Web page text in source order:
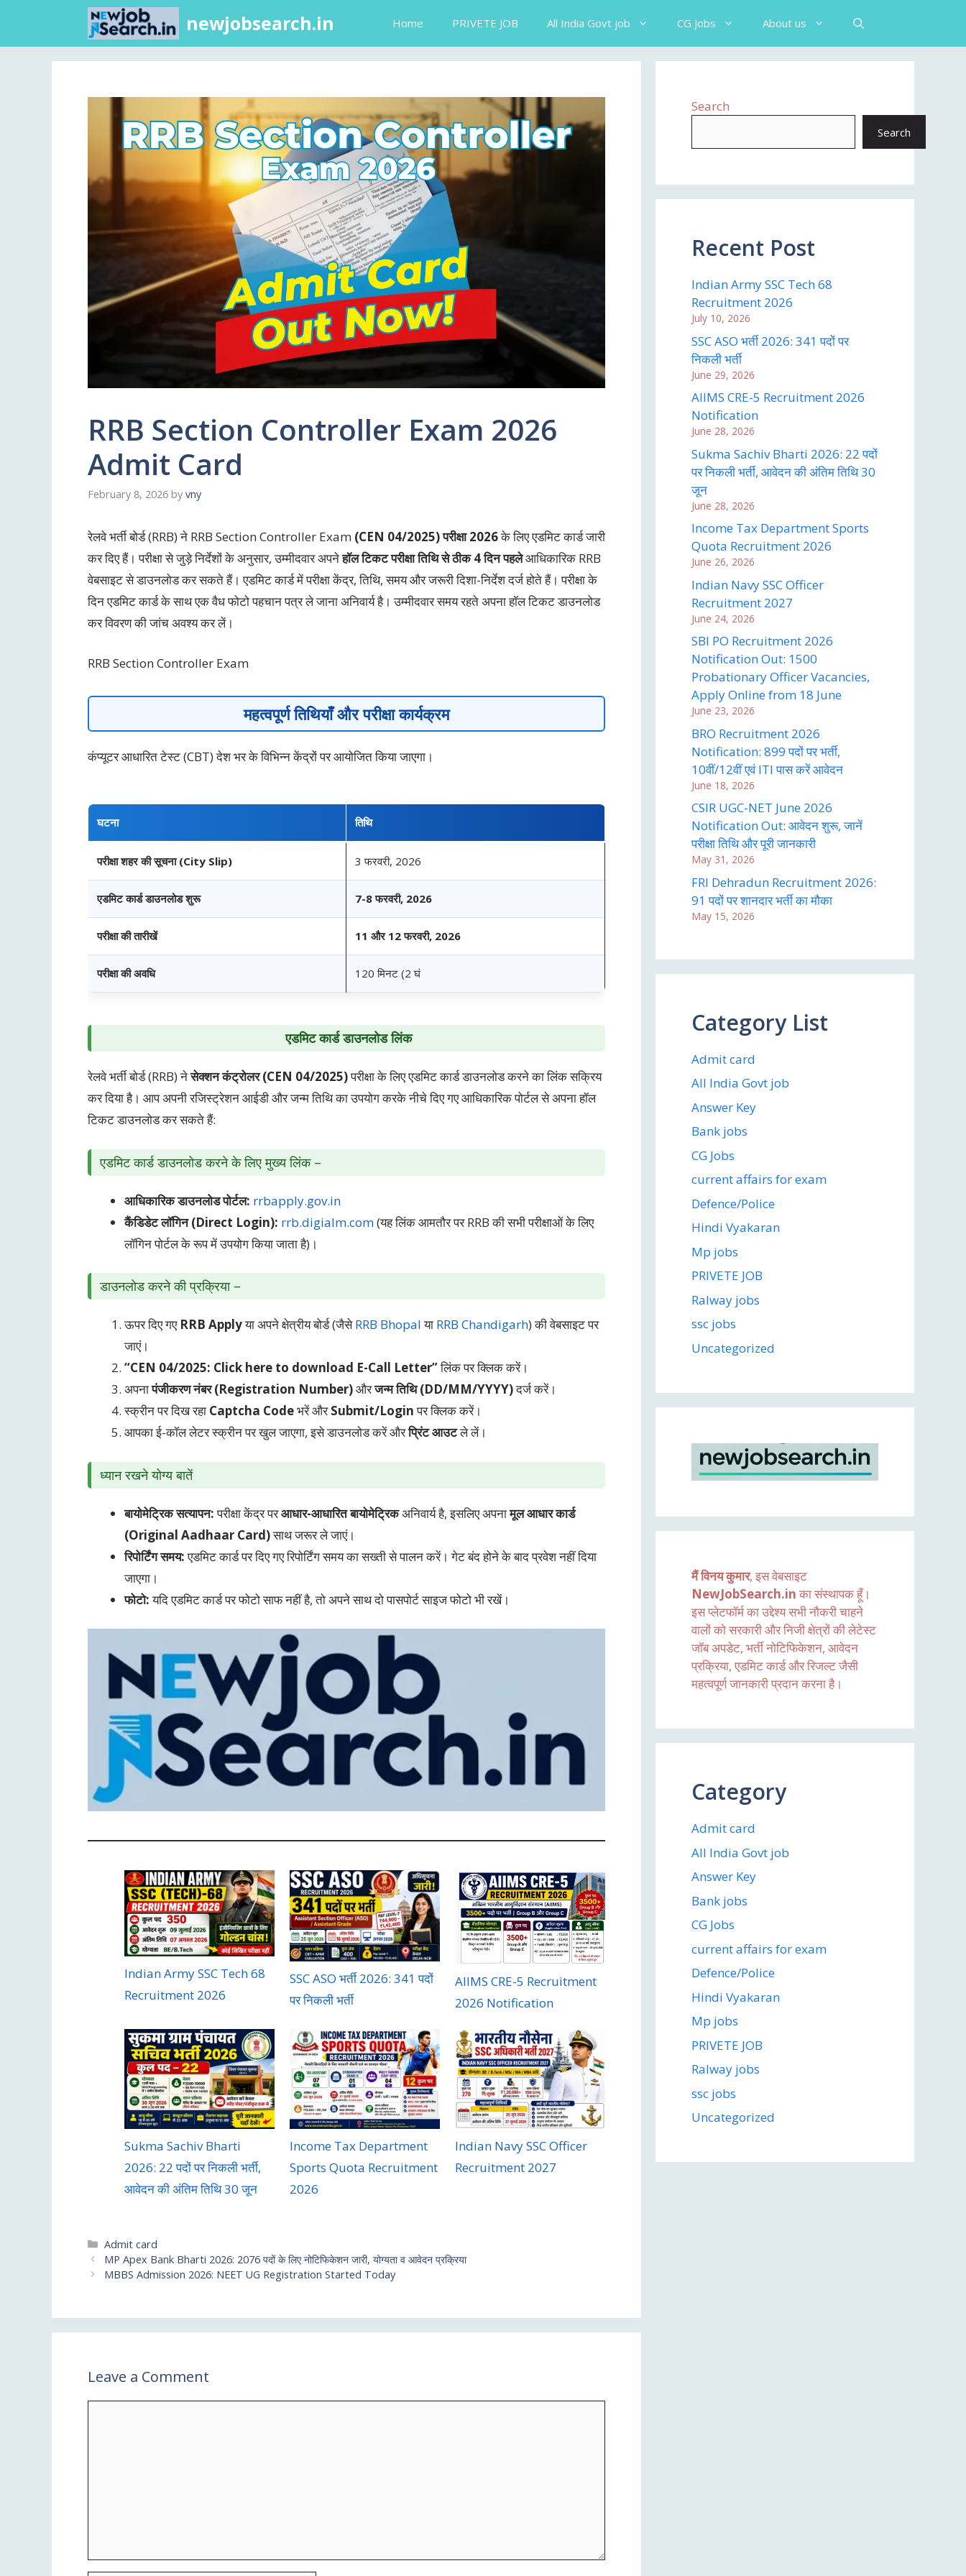
newjobsearch.in Home PRIVETE JOB All India Govt job CG Jobs About us
RRB Section Controller Exam 2026
Admit Card
February 8, 2026 by vny
रेलवे भर्ती बोर्ड (RRB) ने RRB Section Controller Exam (CEN 04/2025) परीक्षा 2026के लिए एडमिट कार्ड जारी
कर दिए हैं। परीक्षा से जुड़े निर्देशों के अनुसार, उम्मीदवार अपनेहॉल टिकट परीक्षा तिथि से ठीक 4 दिन पहलेआधिकारिक RRB
वेबसाइट से डाउनलोड कर सकते हैं। एडमिट कार्ड में परीक्षा केंद्र, तिथि, समय और जरूरी दिशा-निर्देश दर्ज होते हैं। परीक्षा के
दिन एडमिट कार्ड के साथ एक वैध फोटो पहचान पत्र ले जाना अनिवार्य है। उम्मीदवार समय रहते अपना हॉल टिकट डाउनलोड
कर विवरण की जांच अवश्य कर लें।
RRB Section Controller Exam
महत्वपूर्ण तिथियाँ और परीक्षा कार्यक्रम
कंप्यूटर आधारित टेस्ट (CBT) देश भर के विभिन्न केंद्रों पर आयोजित किया जाएगा।
घटना तिथि
परीक्षा शहर की सूचना (City Slip) 3 फरवरी, 2026
एडमिट कार्ड डाउनलोड शुरू 7-8 फरवरी, 2026
परीक्षा की तारीखें 11 और 12 फरवरी, 2026
परीक्षा की अवधि 120 मिनट (2 घं
एडमिट कार्ड डाउनलोड लिंक
रेलवे भर्ती बोर्ड (RRB) नेसेक्शन कंट्रोलर (CEN 04/2025)परीक्षा के लिए एडमिट कार्ड डाउनलोड करने का लिंक सक्रिय
कर दिया है। आप अपनी रजिस्ट्रेशन आईडी और जन्म तिथि का उपयोग करके नीचे दिए गए आधिकारिक पोर्टल से अपना हॉल
टिकट डाउनलोड कर सकते हैं:
एडमिट कार्ड डाउनलोड करने के लिए मुख्य लिंक –
आधिकारिक डाउनलोड पोर्टल: rrbapply.gov.in
कैंडिडेट लॉगिन (Direct Login): rrb.digialm.com(यह लिंक आमतौर पर RRB की सभी परीक्षाओं के लिए
लॉगिन पोर्टल के रूप में उपयोग किया जाता है)।
डाउनलोड करने की प्रक्रिया –
ऊपर दिए गए RRB Applyया अपने क्षेत्रीय बोर्ड (जैसेRRB Bhopalया RRB Chandigarh) की वेबसाइट पर
जाएं।
“CEN 04/2025: Click here to download E-Call Letter”लिंक पर क्लिक करें।
अपनापंजीकरण नंबर (Registration Number)औरजन्म तिथि (DD/MM/YYYY)दर्ज करें।
स्क्रीन पर दिख रहा Captcha Codeभरें औरSubmit/Loginपर क्लिक करें।
आपका ई-कॉल लेटर स्क्रीन पर खुल जाएगा, इसे डाउनलोड करें औरप्रिंट आउटले लें।
ध्यान रखने योग्य बातें
बायोमेट्रिक सत्यापन:परीक्षा केंद्र परआधार-आधारित बायोमेट्रिकअनिवार्य है, इसलिए अपनामूल आधार कार्ड
(Original Aadhaar Card)साथ जरूर ले जाएं।
रिपोर्टिंग समय:एडमिट कार्ड पर दिए गए रिपोर्टिंग समय का सख्ती से पालन करें। गेट बंद होने के बाद प्रवेश नहीं दिया
जाएगा।
फोटो:यदि एडमिट कार्ड पर फोटो साफ नहीं है, तो अपने साथ दो पासपोर्ट साइज फोटो भी रखें।
Indian Army SSC Tech 68
Recruitment 2026
SSC ASO भर्ती 2026: 341 पदों
पर निकली भर्ती
AIIMS CRE-5 Recruitment
2026 Notification
Sukma Sachiv Bharti
2026: 22 पदों पर निकली भर्ती,
आवेदन की अंतिम तिथि 30 जून
Income Tax Department
Sports Quota Recruitment
2026
Indian Navy SSC Officer
Recruitment 2027
Admit card
MP Apex Bank Bharti 2026: 2076 पदों के लिए नोटिफिकेशन जारी, योग्यता व आवेदन प्रक्रिया
MBBS Admission 2026: NEET UG Registration Started Today
Leave a Comment
Search
Search
Recent Post
Indian Army SSC Tech 68
Recruitment 2026
July 10, 2026
SSC ASO भर्ती 2026: 341 पदों पर
निकली भर्ती
June 29, 2026
AIIMS CRE-5 Recruitment 2026
Notification
June 28, 2026
Sukma Sachiv Bharti 2026: 22 पदों
पर निकली भर्ती, आवेदन की अंतिम तिथि 30
जून
June 28, 2026
Income Tax Department Sports
Quota Recruitment 2026
June 26, 2026
Indian Navy SSC Officer
Recruitment 2027
June 24, 2026
SBI PO Recruitment 2026
Notification Out: 1500
Probationary Officer Vacancies,
Apply Online from 18 June
June 23, 2026
BRO Recruitment 2026
Notification: 899 पदों पर भर्ती,
10वीं/12वीं एवं ITI पास करें आवेदन
June 18, 2026
CSIR UGC-NET June 2026
Notification Out: आवेदन शुरू, जानें
परीक्षा तिथि और पूरी जानकारी
May 31, 2026
FRI Dehradun Recruitment 2026:
91 पदों पर शानदार भर्ती का मौका
May 15, 2026
Category List
Admit card
All India Govt job
Answer Key
Bank jobs
CG Jobs
current affairs for exam
Defence/Police
Hindi Vyakaran
Mp jobs
PRIVETE JOB
Ralway jobs
ssc jobs
Uncategorized
मैं विनय कुमार, इस वेबसाइट
NewJobSearch.in का संस्थापक हूँ।
इस प्लेटफॉर्म का उद्देश्य सभी नौकरी चाहने
वालों को सरकारी और निजी क्षेत्रों की लेटेस्ट
जॉब अपडेट, भर्ती नोटिफिकेशन, आवेदन
प्रक्रिया, एडमिट कार्ड और रिजल्ट जैसी
महत्वपूर्ण जानकारी प्रदान करना है।
Category
Admit card
All India Govt job
Answer Key
Bank jobs
CG Jobs
current affairs for exam
Defence/Police
Hindi Vyakaran
Mp jobs
PRIVETE JOB
Ralway jobs
ssc jobs
Uncategorized